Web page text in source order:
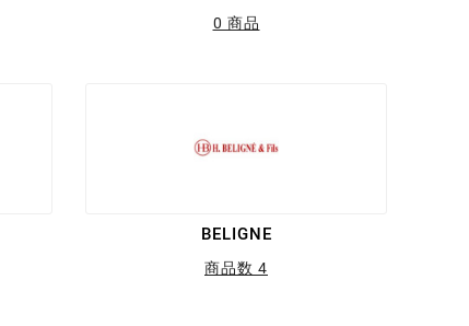
0 商品
BELIGNE
商品数 4